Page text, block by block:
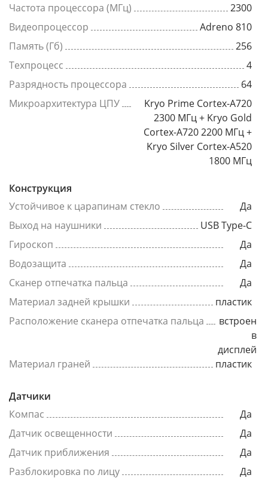
Частота процессора (МГц)
2300
Видеопроцессор
Adreno 810
Память (Гб)
256
Техпроцесс
4
Разрядность процессора
64
Микроархитектура ЦПУ
Kryo Prime Cortex-A720
2300 МГц + Kryo Gold
Cortex-A720 2200 МГц +
Kryo Silver Cortex-A520
1800 МГц
Конструкция
Устойчивое к царапинам стекло
Да
Выход на наушники
USB Type-C
Гироскоп
Да
Водозащита
Да
Сканер отпечатка пальца
Да
Материал задней крышки
пластик
Расположение сканера отпечатка пальца
встроен
в
дисплей
Материал граней
пластик
Датчики
Компас
Да
Датчик освещенности
Да
Датчик приближения
Да
Разблокировка по лицу
Да